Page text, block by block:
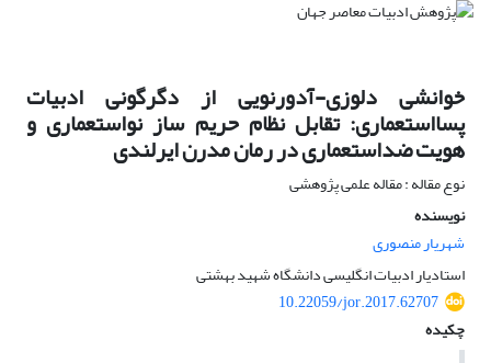
خوانشی دلوزی-آدورنویی از دگرگونی ادبیات
پسااستعماری: تقابل نظام حریم ساز نواستعماری و
هویت ضداستعماری در رمان مدرن ایرلندی
نوع مقاله : مقاله علمی پژوهشی
نویسنده
شهریار منصوری
استادیار ادبیات انگلیسی دانشگاه شهید بهشتی
10.22059/jor.2017.62707
چکیده